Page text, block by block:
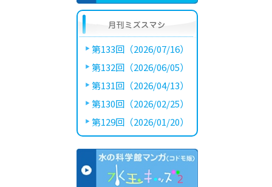
第133回（2026/07/16）
第132回（2026/06/05）
第131回（2026/04/13）
第130回（2026/02/25）
第129回（2026/01/20）